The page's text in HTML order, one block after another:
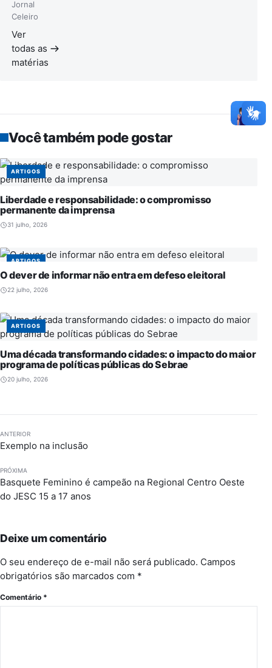
Jornal
Celeiro
Ver
todas as
matérias
Você também pode gostar
ARTIGOS
Liberdade e responsabilidade: o compromisso
permanente da imprensa
31 julho, 2026
ARTIGOS
O dever de informar não entra em defeso eleitoral
22 julho, 2026
ARTIGOS
Uma década transformando cidades: o impacto do maior
programa de políticas públicas do Sebrae
20 julho, 2026
ANTERIOR
Exemplo na inclusão
PRÓXIMA
Basquete Feminino é campeão na Regional Centro Oeste
do JESC 15 a 17 anos
Deixe um comentário
O seu endereço de e-mail não será publicado. Campos
obrigatórios são marcados com *
Comentário *